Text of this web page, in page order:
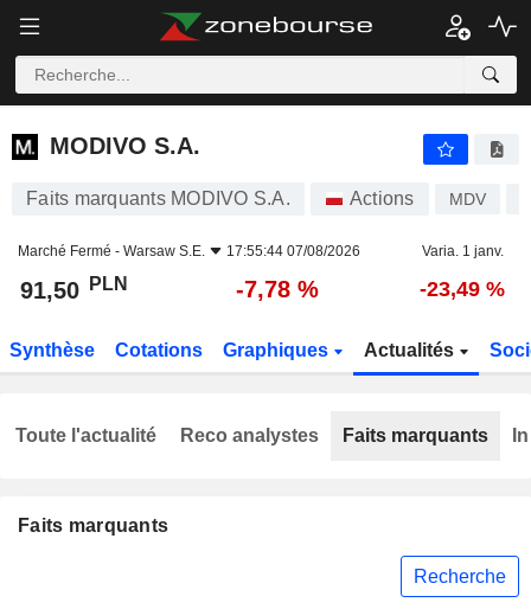
MODIVO S.A.
MODIVO S.A.
Faits marquants MODIVO S.A. Actions MDV
Marché Fermé - Warsaw S.E. 17:55:44 07/08/2026 Varia. 1 janv.
91,50 PLN -7,78 % -23,49 %
Synthèse Cotations Graphiques Actualités
Faits marquants
Recherche
Toute l'actualité Reco analystes Faits marquants